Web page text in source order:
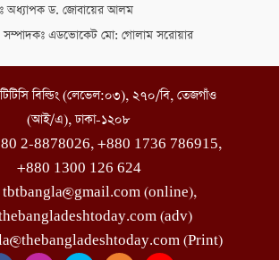
অধ্যাপক ড. জোবায়ের আলম
সম্পাদকঃ এডভোকেট মো: গোলাম সরোয়ার
বিল্ডিং (লেভেল:০৩), ২৭০/বি, তেজগাঁও
(আই/এ), ঢাকা-১২০৮
2-8878026, +880 1736 786915,
+880 1300 126 624
tbtbangla@gmail.com (online),
(adv)
(Print)